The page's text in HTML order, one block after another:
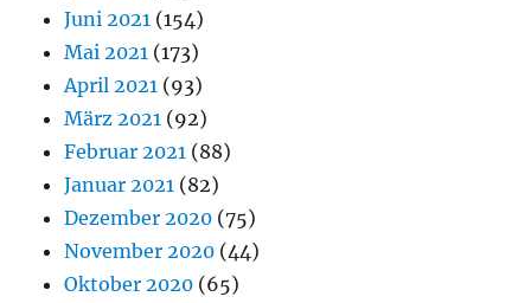
Juni 2021 (154)
Mai 2021 (173)
April 2021 (93)
März 2021 (92)
Februar 2021 (88)
Januar 2021 (82)
Dezember 2020 (75)
November 2020 (44)
Oktober 2020 (65)